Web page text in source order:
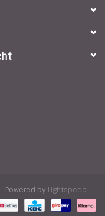
Powered by Lightspeed